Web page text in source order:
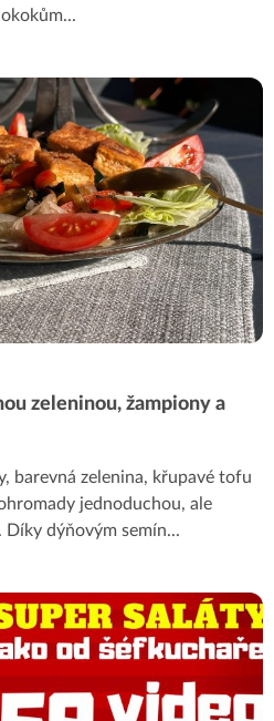
...
zeleninou, žampiony a
barevná zelenina, křupavé tofu
jednoduchou, ale
Díky dýňovým semín...